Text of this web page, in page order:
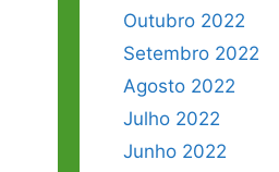
Outubro 2022
Setembro 2022
Agosto 2022
Julho 2022
Junho 2022